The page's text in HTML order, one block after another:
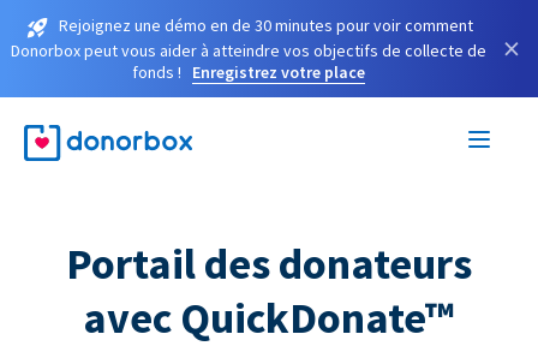
Rejoignez une démo en de 30 minutes pour voir comment
Donorbox peut vous aider à atteindre vos objectifs de collecte de
fonds !
Enregistrez votre place
×
Portail des donateurs
avec QuickDonate™